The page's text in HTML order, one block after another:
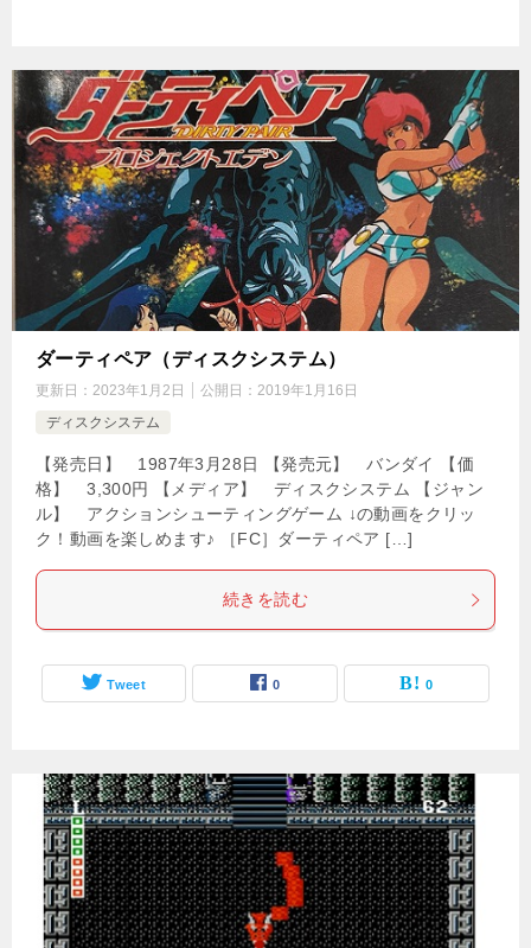
ダーティペア（ディスクシステム）
更新日： 2023年1月2日 公開日： 2019年1月16日
ディスクシステム
【発売日】 1987年3月28日 【発売元】 バンダイ 【価
格】 3,300円 【メディア】 ディスクシステム 【ジャン
ル】 アクションシューティングゲーム ↓の動画をクリッ
ク！動画を楽しめます♪ ［FC］ダーティペア […]
続きを読む
Tweet 0 0